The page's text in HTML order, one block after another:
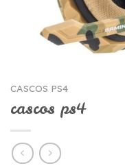
CASCOS PS4
cascos ps4